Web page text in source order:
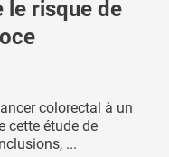
le risque de
colorectal à un
cette étude de
...